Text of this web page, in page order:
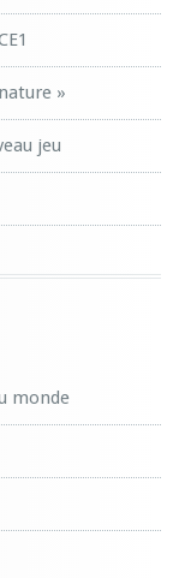
»
jeu
monde